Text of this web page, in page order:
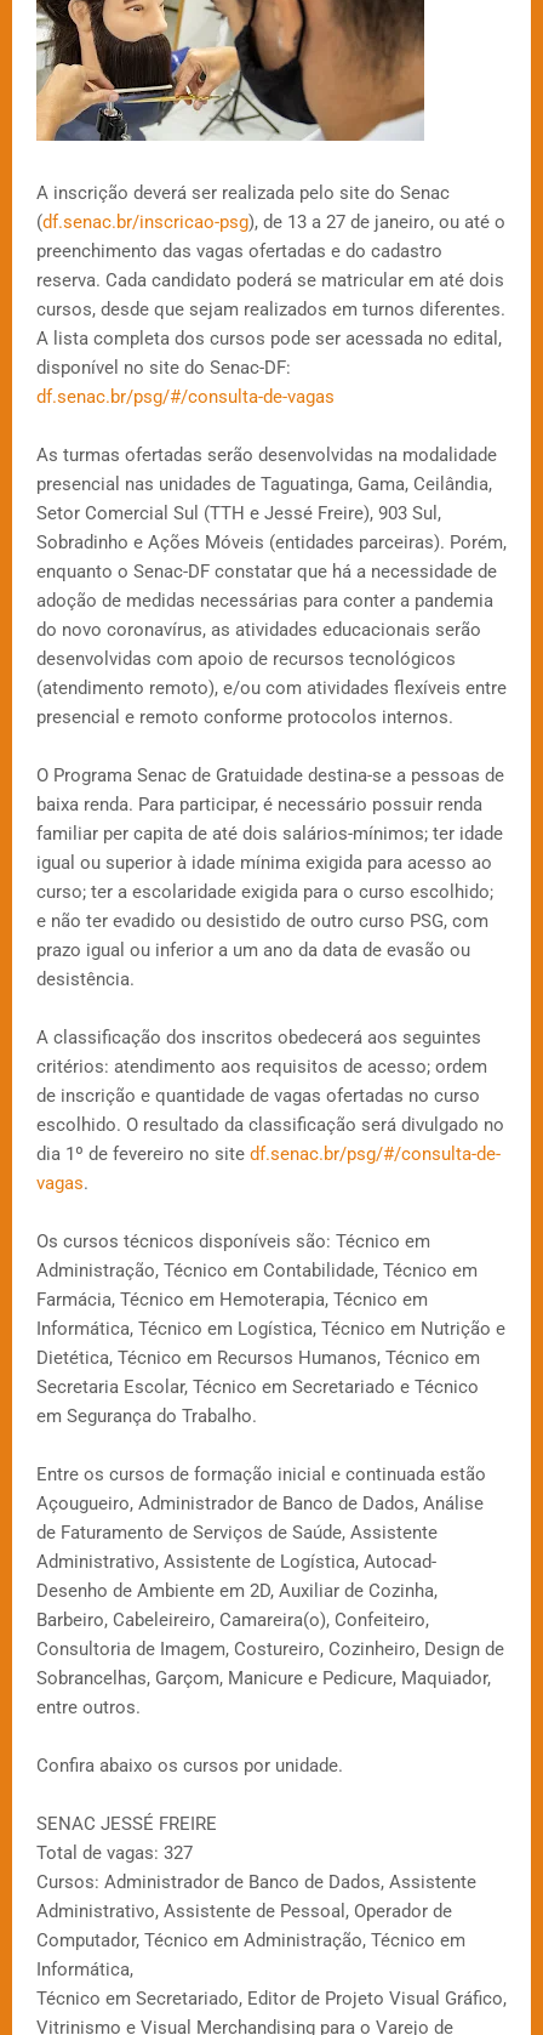
A inscrição deverá ser realizada pelo site do Senac
(df.senac.br/inscricao-psg), de 13 a 27 de janeiro, ou até o
preenchimento das vagas ofertadas e do cadastro
reserva. Cada candidato poderá se matricular em até dois
cursos, desde que sejam realizados em turnos diferentes.
A lista completa dos cursos pode ser acessada no edital,
disponível no site do Senac-DF:
df.senac.br/psg/#/consulta-de-vagas
As turmas ofertadas serão desenvolvidas na modalidade
presencial nas unidades de Taguatinga, Gama, Ceilândia,
Setor Comercial Sul (TTH e Jessé Freire), 903 Sul,
Sobradinho e Ações Móveis (entidades parceiras). Porém,
enquanto o Senac-DF constatar que há a necessidade de
adoção de medidas necessárias para conter a pandemia
do novo coronavírus, as atividades educacionais serão
desenvolvidas com apoio de recursos tecnológicos
(atendimento remoto), e/ou com atividades flexíveis entre
presencial e remoto conforme protocolos internos.
O Programa Senac de Gratuidade destina-se a pessoas de
baixa renda. Para participar, é necessário possuir renda
familiar per capita de até dois salários-mínimos; ter idade
igual ou superior à idade mínima exigida para acesso ao
curso; ter a escolaridade exigida para o curso escolhido;
e não ter evadido ou desistido de outro curso PSG, com
prazo igual ou inferior a um ano da data de evasão ou
desistência.
A classificação dos inscritos obedecerá aos seguintes
critérios: atendimento aos requisitos de acesso; ordem
de inscrição e quantidade de vagas ofertadas no curso
escolhido. O resultado da classificação será divulgado no
dia 1º de fevereiro no site df.senac.br/psg/#/consulta-de-
vagas.
Os cursos técnicos disponíveis são: Técnico em
Administração, Técnico em Contabilidade, Técnico em
Farmácia, Técnico em Hemoterapia, Técnico em
Informática, Técnico em Logística, Técnico em Nutrição e
Dietética, Técnico em Recursos Humanos, Técnico em
Secretaria Escolar, Técnico em Secretariado e Técnico
em Segurança do Trabalho.
Entre os cursos de formação inicial e continuada estão
Açougueiro, Administrador de Banco de Dados, Análise
de Faturamento de Serviços de Saúde, Assistente
Administrativo, Assistente de Logística, Autocad-
Desenho de Ambiente em 2D, Auxiliar de Cozinha,
Barbeiro, Cabeleireiro, Camareira(o), Confeiteiro,
Consultoria de Imagem, Costureiro, Cozinheiro, Design de
Sobrancelhas, Garçom, Manicure e Pedicure, Maquiador,
entre outros.
Confira abaixo os cursos por unidade.
SENAC JESSÉ FREIRE
Total de vagas: 327
Cursos: Administrador de Banco de Dados, Assistente
Administrativo, Assistente de Pessoal, Operador de
Computador, Técnico em Administração, Técnico em
Informática,
Técnico em Secretariado, Editor de Projeto Visual Gráfico,
Vitrinismo e Visual Merchandising para o Varejo de